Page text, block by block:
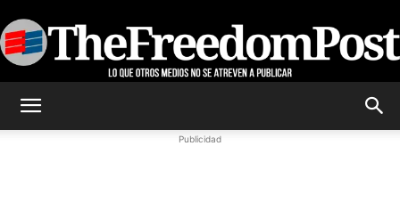
Publicidad